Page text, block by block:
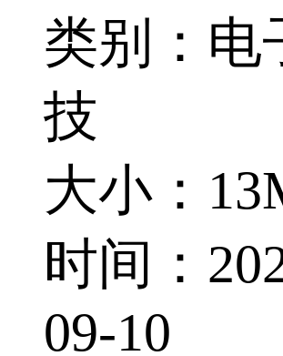
类别：电
技
大小：
时间：
09-10